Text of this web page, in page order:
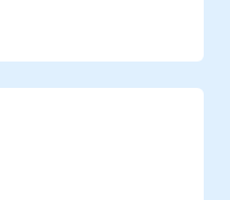
de centros
Spine-Leaf en
nube y on-
y